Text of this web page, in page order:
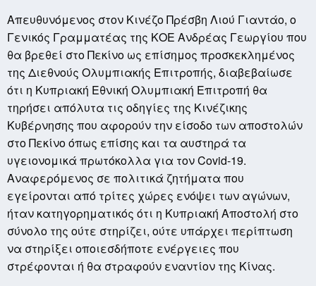
Απευθυνόμενος στον Κινέζο Πρέσβη Λιού Γιαντάο, ο
Γενικός Γραμματέας της ΚΟΕ Ανδρέας Γεωργίου που
θα βρεθεί στο Πεκίνο ως επίσημος προσκεκλημένος
της Διεθνούς Ολυμπιακής Επιτροπής, διαβεβαίωσε
ότι η Κυπριακή Εθνική Ολυμπιακή Επιτροπή θα
τηρήσει απόλυτα τις οδηγίες της Κινέζικης
Κυβέρνησης που αφορούν την είσοδο των αποστολών
στο Πεκίνο όπως επίσης και τα αυστηρά τα
υγειονομικά πρωτόκολλα για τονCovid-19.
Aναφερόμενος σε πολιτικά ζητήματα που
εγείρονται από τρίτες χώρες ενόψει των αγώνων,
ήταν κατηγορηματικός ότι η Κυπριακή Αποστολή στο
σύνολο της ούτε στηρίζει, ούτε υπάρχει περίπτωση
να στηρίξει oποιεσδήποτε ενέργειες που
στρέφονται ή θα στραφούν εναντίον της Κίνας.